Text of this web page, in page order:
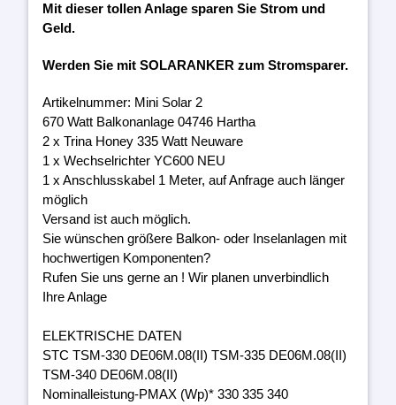
Mit dieser tollen Anlage sparen Sie Strom und
Geld.
Werden Sie mit SOLARANKER zum Stromsparer.
Artikelnummer: Mini Solar 2
670 Watt Balkonanlage 04746 Hartha
2 x Trina Honey 335 Watt Neuware
1 x Wechselrichter YC600 NEU
1 x Anschlusskabel 1 Meter, auf Anfrage auch länger
möglich
Versand ist auch möglich.
Sie wünschen größere Balkon- oder Inselanlagen mit
hochwertigen Komponenten?
Rufen Sie uns gerne an ! Wir planen unverbindlich
Ihre Anlage
ELEKTRISCHE DATEN
STC TSM-330 DE06M.08(II) TSM-335 DE06M.08(II)
TSM-340 DE06M.08(II)
Nominalleistung-PMAX (Wp)* 330 335 340